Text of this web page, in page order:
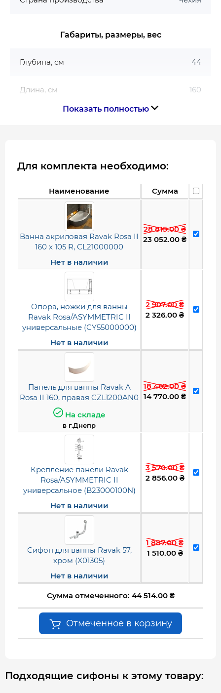
пространства и современного интерьера.
Габариты, размеры, вес
Глубина, см 44
Длина, см 160
Гарантия производителя, мес
Показать полностью
Для комплекта необходимо:
Наименование Сумма
Ванна акриловая Ravak Rosa II
160 х 105 R, CL21000000
Нет в наличии
28 815.00₴
23 052.00 ₴
Опора, ножки для ванны
Ravak Rosa/ASYMMETRIC II
универсальные (CY55000000)
Нет в наличии
2 907.00₴
2 326.00 ₴
Панель для ванны Ravak A
Rosa II 160, правая CZL1200AN0
На складе
в г.Днепр
18 462.00₴
14 770.00 ₴
Крепление панели Ravak
Rosa/ASYMMETRIC II
универсальное (B23000100N)
Нет в наличии
3 570.00₴
2 856.00₴
Сифон для ванны Ravak 57,
хром (X01305)
Нет в наличии
1 887.00₴
1 510.00₴
Сумма отмеченного: 44 514.00₴
Отмеченное в корзину
Подходящие сифоны к этому товару: